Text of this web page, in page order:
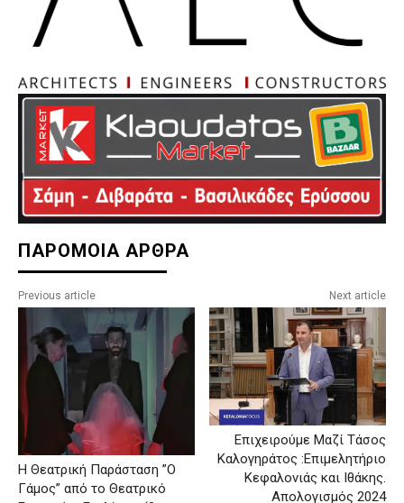
ΠΑΡΟΜΟΙΑ ΑΡΘΡΑ
Previous article
Η Θεατρική Παράσταση ”Ο
Γάμος” από το Θεατρικό
Next article
Επιχειρούμε Μαζί Τάσος
Καλογηράτος :Επιμελητήριο
Κεφαλονιάς και Ιθάκης.
Απολογισμός 2024